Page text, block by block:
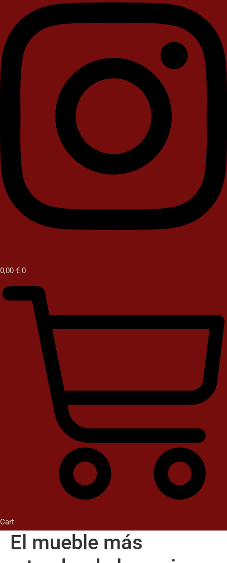
0,00 € 0
Cart
El mueble más